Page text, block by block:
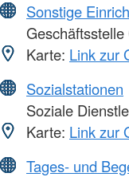
Sonstige
Karte: Link zur
Sozialstationen
Soziale
Karte: Link zur
Tages- und